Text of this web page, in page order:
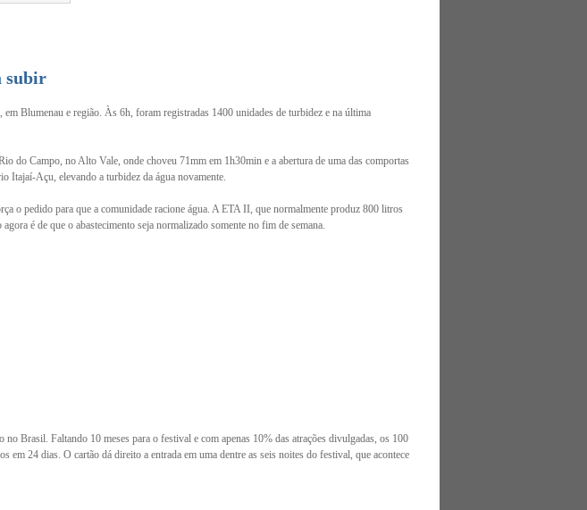
subir
Blumenau e região. Às 6h, foram registradas 1400 unidades de turbidez e na última
do Campo, no Alto Vale, onde choveu 71mm em 1h30min e a abertura de uma das comportas
Itajaí-Açu, elevando a turbidez da água novamente.
o pedido para que a comunidade racione água. A ETA II, que normalmente produz 800 litros
é de que o abastecimento seja normalizado somente no fim de semana.
Brasil. Faltando 10 meses para o festival e com apenas 10% das atrações divulgadas, os 100
24 dias. O cartão dá direito a entrada em uma dentre as seis noites do festival, que acontece